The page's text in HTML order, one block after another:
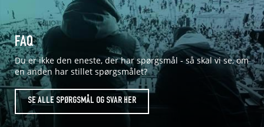
FAQ
Du er ikke den eneste, der har spørgsmål - så skal vi se, om
en anden har stillet spørgsmålet?
SE ALLE SPØRGSMÅL OG SVAR HER